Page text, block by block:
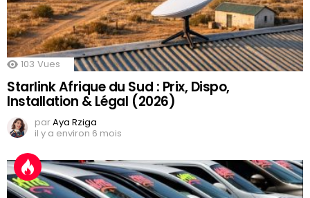
103 Vues
Starlink Afrique du Sud : Prix, Dispo,
Installation & Légal (2026)
parAya Rziga
il y a environ 6 mois